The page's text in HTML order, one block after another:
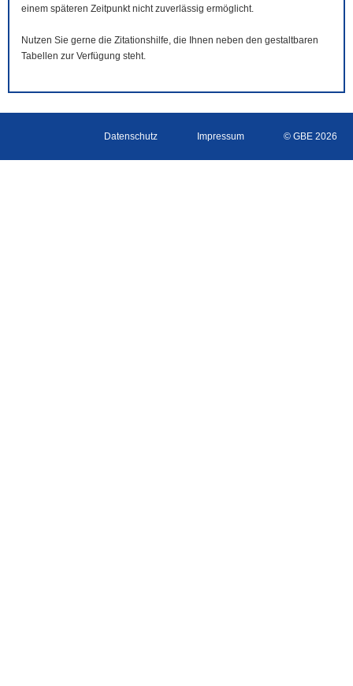
einem späteren Zeitpunkt nicht zuverlässig ermöglicht.
Nutzen Sie gerne die Zitationshilfe, die Ihnen neben den gestaltbaren
Tabellen zur Verfügung steht.
Datenschutz Impressum © GBE 2026